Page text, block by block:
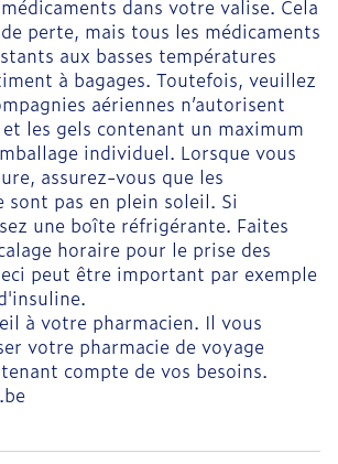
dans votre valise. Cela
perte, mais tous les médicaments
aux basses températures
à bagages. Toutefois, veuillez
aériennes n’autorisent
les gels contenant un maximum
individuel. Lorsque vous
assurez-vous que les
sont pas en plein soleil. Si
une boîte réfrigérante. Faites
horaire pour le prise des
peut être important par exemple
à votre pharmacien. Il vous
votre pharmacie de voyage
compte de vos besoins.